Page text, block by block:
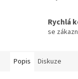
Rychlá
se
Popis Diskuze